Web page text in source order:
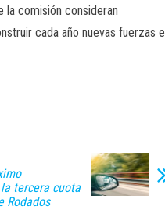
la comisión consideran
cada año nuevas fuerzas e
tercera cuota
Rodados